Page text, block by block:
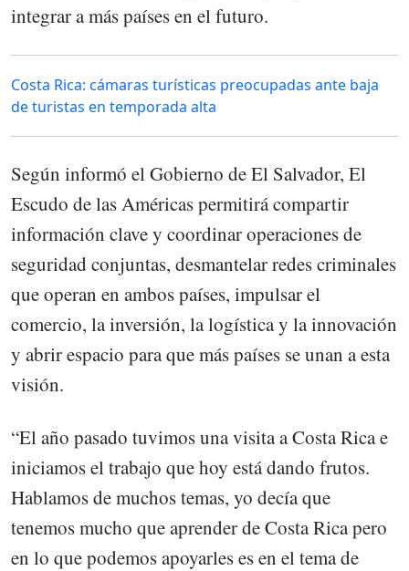
integrar a más países en el futuro.
Costa Rica: cámaras turísticas preocupadas ante baja
de turistas en temporada alta
Según informó el Gobierno de El Salvador, El
Escudo de las Américas permitirá compartir
información clave y coordinar operaciones de
seguridad conjuntas, desmantelar redes criminales
que operan en ambos países, impulsar el
comercio, la inversión, la logística y la innovación
y abrir espacio para que más países se unan a esta
visión.
“El año pasado tuvimos una visita a Costa Rica e
iniciamos el trabajo que hoy está dando frutos.
Hablamos de muchos temas, yo decía que
tenemos mucho que aprender de Costa Rica pero
en lo que podemos apoyarles es en el tema de